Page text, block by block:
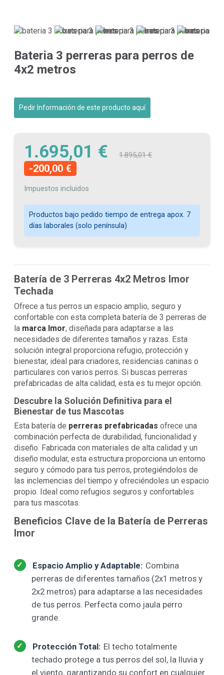
Bateria 3 perreras para perros de
4x2 metros
Pedir Información de este producto aquí
1.695,01 € 1.895,01 €
-200,00 €
Impuestos incluidos
Productos bajo pedido tiempo de entrega apox. 7
días laborales (solo península)
Batería de 3 Perreras 4x2 Metros Imor
Techada
Ofrece a tus perros un espacio amplio, seguro y
confortable con esta completa batería de 3 perreras de
la marca Imor, diseñada para adaptarse a las
necesidades de diferentes tamaños y razas. Esta
solución integral proporciona refugio, protección y
bienestar, ideal para criadores, residencias caninas o
particulares con varios perros. Si buscas perreras
prefabricadas de alta calidad, esta es tu mejor opción.
Descubre la Solución Definitiva para el
Bienestar de tus Mascotas
Esta batería de perreras prefabricadas ofrece una
combinación perfecta de durabilidad, funcionalidad y
diseño. Fabricada con materiales de alta calidad y un
diseño modular, esta estructura proporciona un entorno
seguro y cómodo para tus perros, protegiéndolos de
las inclemencias del tiempo y ofreciéndoles un espacio
propio. Ideal como refugios seguros y confortables
para tus mascotas.
Beneficios Clave de la Batería de Perreras
Imor
Espacio Amplio y Adaptable: Combina
perreras de diferentes tamaños (2x1 metros y
2x2 metros) para adaptarse a las necesidades
de tus perros. Perfecta como jaula perro
grande.
Protección Total: El techo totalmente
techado protege a tus perros del sol, la lluvia y
el viento, garantizando su confort en cualquier